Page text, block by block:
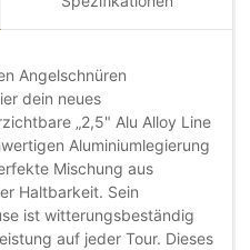
Angelschnüren
dein neues
„2,5" Alu Alloy Line
Aluminiumlegierung
Mischung aus
Haltbarkeit. Sein
ist witterungsbeständig
auf jeder Tour. Dieses